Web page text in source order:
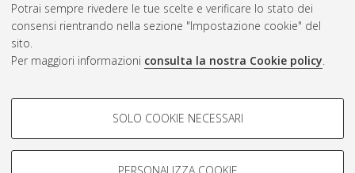
Potrai sempre rivedere le tue scelte e verificare lo stato dei
consensi rientrando nella sezione "Impostazione cookie" del
sito.
Per maggiori informazioni consulta la nostra Cookie policy.
COOKIE DI PROFILAZIONE -
Si tratta di cookie utilizzati per analizzare le caratteristiche della
navigazione degli utenti, creare profili in base al loro comportamento
SOLO COOKIE NECESSARI
Rss 2.0
AMS Laurea
Impostazioni Cookie
Informativa sulla privacy
Condizioni d’uso del sito